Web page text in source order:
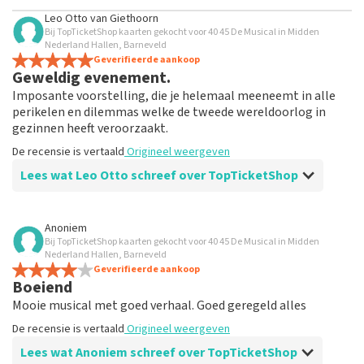
Leo Otto van Giethoorn
Bij TopTicketShop kaarten gekocht voor 40 45 De Musical in Midden
Nederland Hallen, Barneveld
Geverifieerde aankoop
Geweldig evenement.
Imposante voorstelling, die je helemaal meeneemt in alle
perikelen en dilemmas welke de tweede wereldoorlog in
gezinnen heeft veroorzaakt.
De recensie is vertaald Origineel weergeven
Lees wat Leo Otto schreef over TopTicketShop
Beoordeling van Leo Otto over
Prima
De recensie is vertaaldOrigineel weergeven
Anoniem
Bij TopTicketShop kaarten gekocht voor 40 45 De Musical in Midden
Nederland Hallen, Barneveld
Geverifieerde aankoop
Boeiend
Mooie musical met goed verhaal. Goed geregeld alles
De recensie is vertaald Origineel weergeven
Lees wat Anoniem schreef over TopTicketShop